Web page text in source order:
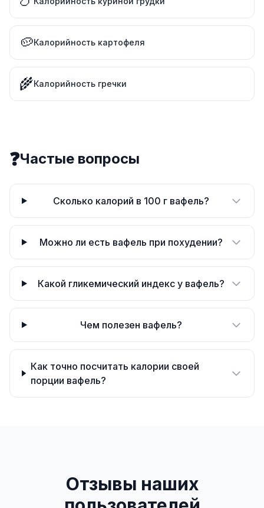
🥔Калорийность картофеля
🌾Калорийность гречки
❓Частые вопросы
Сколько калорий в 100 г вафель?
Можно ли есть вафель при похудении?
Какой гликемический индекс у вафель?
Чем полезен вафель?
Как точно посчитать калории своей
порции вафель?
Отзывы наших